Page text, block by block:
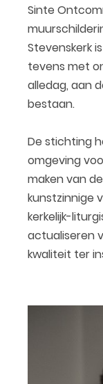
Sinte
Stevenskerk
tevens met
alledag, aan
bestaan.
De stichting
omgeving
maken van
kunstzinnige
kerkelijk-
actualiseren
kwaliteit ter